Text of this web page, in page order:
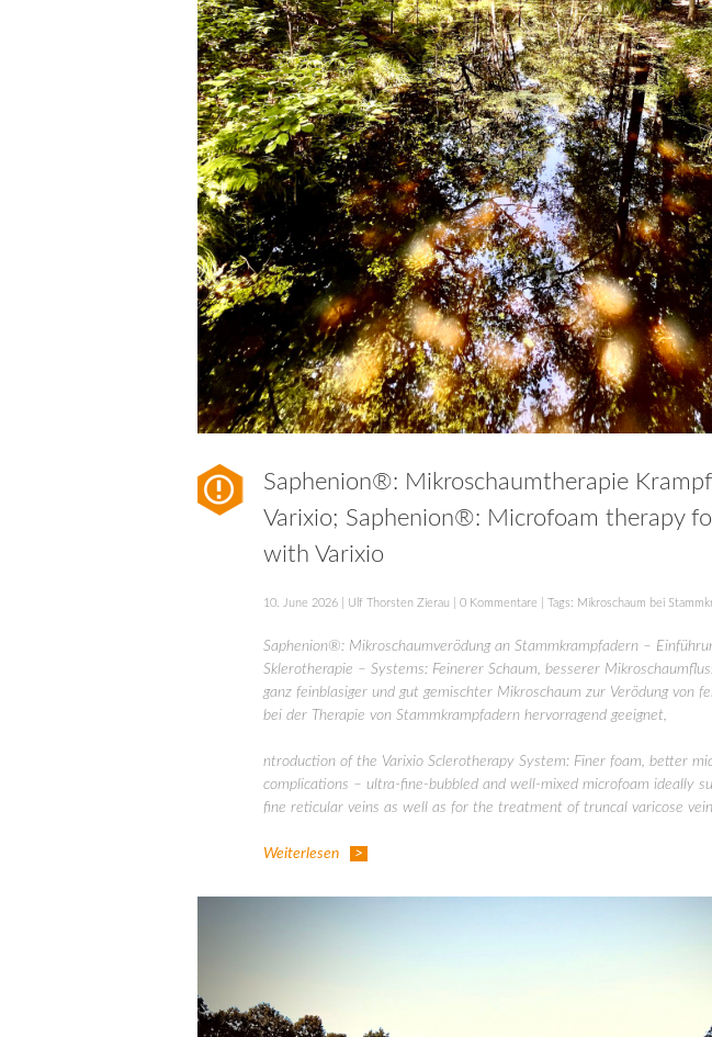
Saphenion®: Mikroschaumtherapie
Varixio; Saphenion®: Microfoam therapy
with Varixio
10. June 2026 Ulf Thorsten Zierau 0 Kommentare | Tags: Mikroschaum bei
Saphenion®: Mikroschaumverödung an Stammkrampfadern –
Sklerotherapie – Systems: Feinerer Schaum, besserer
ganz feinblasiger und gut gemischter Mikroschaum zur Verödung von
bei der Therapie von Stammkrampfadern hervorragend geeignet,
ntroduction of the Varixio Sclerotherapy System: Finer foam, better
complications – ultra-fine-bubbled and well-mixed microfoam ideally
fine reticular veins as well as for the treatment of truncal varicose
Weiterlesen